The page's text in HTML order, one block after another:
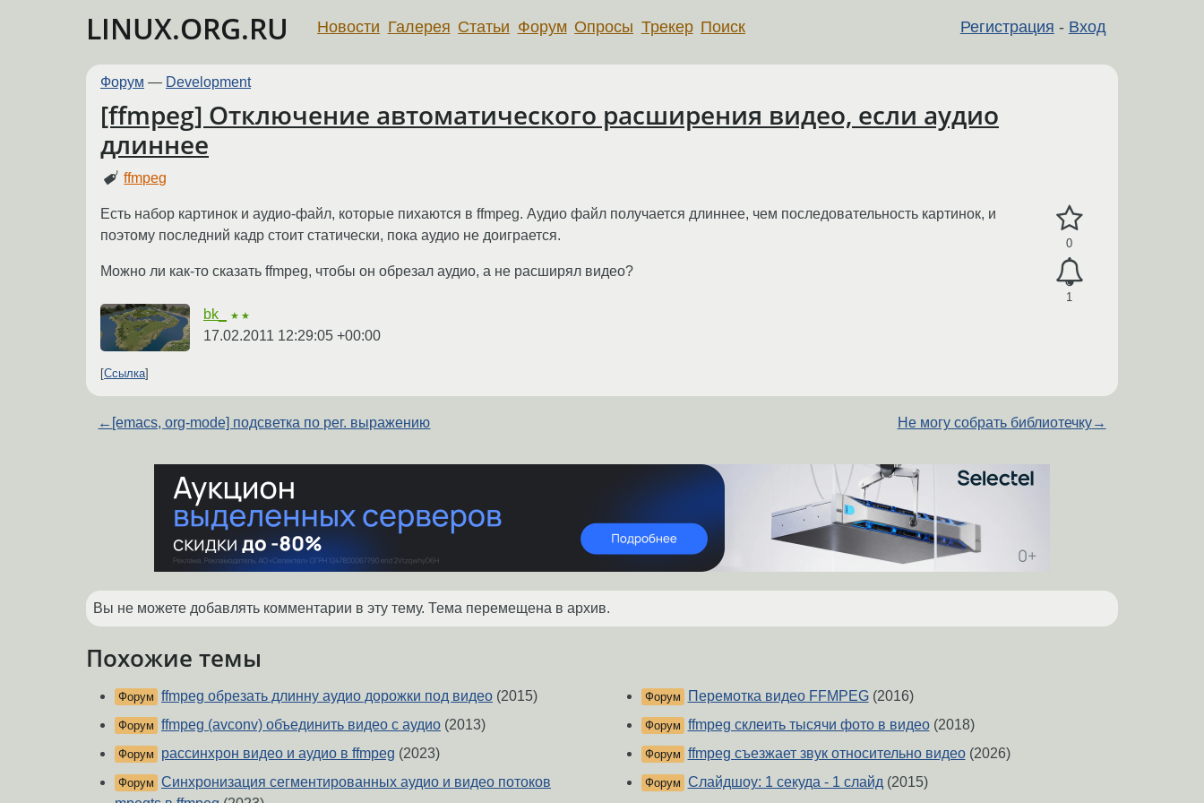
LINUX.ORG.RU Регистрация - Вход
Новости Галерея Статьи Форум Опросы Трекер Поиск
Форум — Development
[ffmpeg] Отключение автоматического расширения видео, если аудио
длиннее
ffmpeg
0
1
Есть набор картинок и аудио-файл, которые пихаются в ffmpeg. Аудио файл получается длиннее, чем последовательность картинок, и
поэтому последний кадр стоит статически, пока аудио не доиграется.
Можно ли как-то сказать ffmpeg, чтобы он обрезал аудио, а не расширял видео?
bk_ ★★
17.02.2011 12:29:05 +00:00
Ссылка
← [emacs, org-mode] подсветка по рег. выражению Не могу собрать библиотечку→
Вы не можете добавлять комментарии в эту тему. Тема перемещена в архив.
Похожие темы
Форум ffmpeg обрезать длинну аудио дорожки под видео (2015)
Форум ffmpeg (avconv) объединить видео с аудио (2013)
Форум рассинхрон видео и аудио в ffmpeg (2023)
Форум Синхронизация сегментированных аудио и видео потоков
Форум Перемотка видео FFMPEG(2016)
Форум ffmpeg склеить тысячи фото в видео(2018)
Форум ffmpeg съезжает звук относительно видео(2026)
Форум Слайдшоу: 1 секуда - 1 слайд (2015)